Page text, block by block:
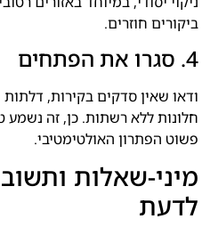
ביקורים חוזרים.
4. סגרו את הפתחים
ודאו שאין סדקים בקירות,
חלונות ללא רשתות. כן, זה נשמע
פשוט הפתרון האולטימטיבי.
מיני-שאלות
לדעת